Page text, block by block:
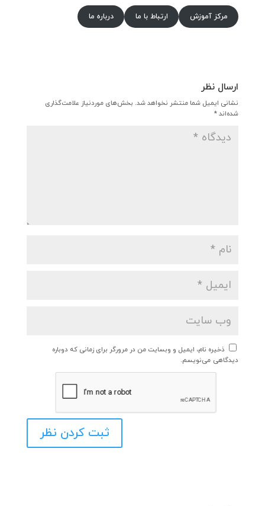
مرکز آموزش ارتباط با ما درباره ما
ارسال نظر
نشانی ایمیل شما منتشر نخواهد شد. بخش‌های موردنیاز علامت‌گذاری
شده‌اند*
ذخیره نام، ایمیل و وبسایت من در مرورگر برای زمانی که دوباره
دیدگاهی می‌نویسم.